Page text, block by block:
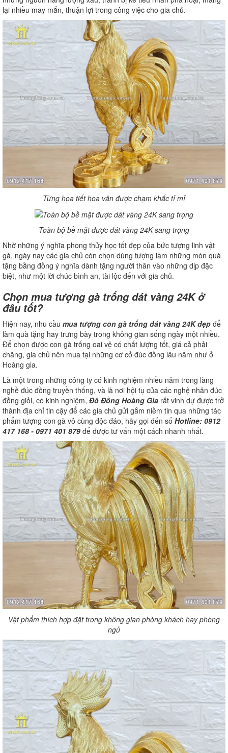
lại nhiều may mắn, thuận lợi trong công việc cho gia chủ.
Từng họa tiết hoa văn được chạm khắc tỉ mỉ
Toàn bộ bề mặt được dát vàng 24K sang trọng
Nhờ những ý nghĩa phong thủy học tốt đẹp của bức tượng linh vật
gà, ngày nay các gia chủ còn chọn dùng tượng làm những món quà
tặng bằng đồng ý nghĩa dành tặng người thân vào những dịp đặc
biệt, như một lời chúc bình an, tài lộc đến với gia chủ.
Chọn mua tượng gà trống dát vàng 24K ở
đâu tốt?
Hiện nay, nhu cầu mua tượng con gà trống dát vàng 24K đẹp để
làm quà tặng hay trưng bày trong không gian sống ngày một nhiều.
Để chọn được con gà trống oai vệ có chất lượng tốt, giá cả phải
chăng, gia chủ nên mua tại những cơ cở đúc đồng lâu năm như ở
Hoàng gia.
Là một trong những công ty có kinh nghiệm nhiều năm trong làng
nghề đúc đồng truyền thống, và là nơi hội tụ của các nghệ nhân đúc
đồng giỏi, có kinh nghiệm, Đồ Đồng Hoàng Gia rất vinh dự được trở
thành địa chỉ tin cậy để các gia chủ gửi gắm niềm tin qua những tác
phẩm tượng con gà vô cùng độc đáo, hãy gọi đến số Hotline: 0912
417 168 - 0971 401 879 để được tư vấn một cách nhanh nhất.
Vật phẩm thích hợp đặt trong không gian phòng khách hay phòng
ngủ